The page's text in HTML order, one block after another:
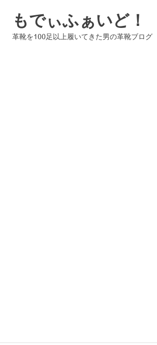
もでぃふぁいど！
革靴を100足以上履いてきた男の革靴ブログ